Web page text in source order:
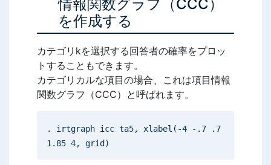
情報関数グラフ（CCC）
を作成する
カテゴリkを選択する回答者の確率をプロッ
トすることもできます。
カテゴリカルな項目の場合、これは項目情報
関数グラフ（CCC）と呼ばれます。
. irtgraph icc ta5, xlabel(-4 -.7 .7
1.85 4, grid)